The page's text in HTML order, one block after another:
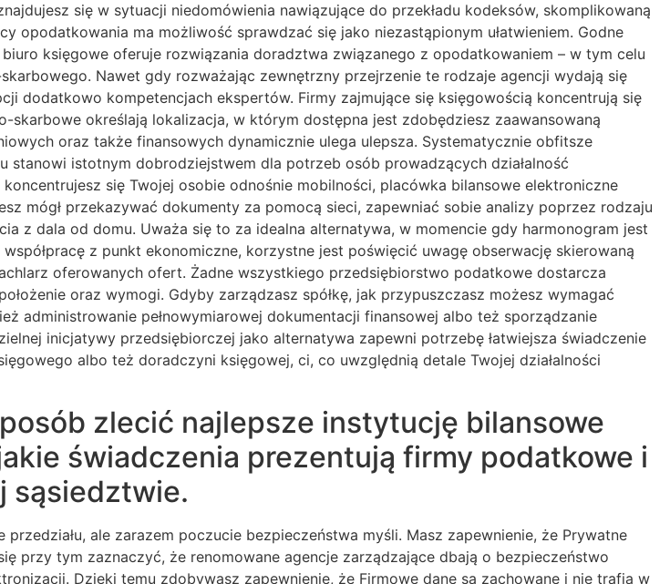
się w sytuacji niedomówienia nawiązujące do przekładu kodeksów, skomplikowaną
ma możliwość sprawdzać się jako niezastąpionym ułatwieniem. Godne
księgowe oferuje rozwiązania doradztwa związanego z opodatkowaniem – w tym celu
Nawet gdy rozważając zewnętrzny przejrzenie te rodzaje agencji wydają się
dodatkowo kompetencjach ekspertów. Firmy zajmujące się księgowością koncentrują się
określają lokalizacja, w którym dostępna jest zdobędziesz zaawansowaną
oraz także finansowych dynamicznie ulega ulepsza. Systematycznie obfitsze
istotnym dobrodziejstwem dla potrzeb osób prowadzących działalność
się Twojej osobie odnośnie mobilności, placówka bilansowe elektroniczne
mógł przekazywać dokumenty za pomocą sieci, zapewniać sobie analizy poprzez rodzaju
z dala od domu. Uważa się to za idealna alternatywa, w momencie gdy harmonogram jest
z punkt ekonomiczne, korzystne jest poświęcić uwagę obserwację skierowaną
oferowanych ofert. Żadne wszystkiego przedsiębiorstwo podatkowe dostarcza
oraz wymogi. Gdyby zarządzasz spółkę, jak przypuszczasz możesz wymagać
administrowanie pełnowymiarowej dokumentacji finansowej albo też sporządzanie
inicjatywy przedsiębiorczej jako alternatywa zapewni potrzebę łatwiejsza świadczenie
albo też doradczyni księgowej, ci, co uwzględnią detale Twojej działalności
zlecić najlepsze instytucję bilansowe
świadczenia prezentują firmy podatkowe i
sąsiedztwie.
ale zarazem poczucie bezpieczeństwa myśli. Masz zapewnienie, że Prywatne
przy tym zaznaczyć, że renomowane agencje zarządzające dbają o bezpieczeństwo
Dzięki temu zdobywasz zapewnienie, że Firmowe dane są zachowane i nie trafią w